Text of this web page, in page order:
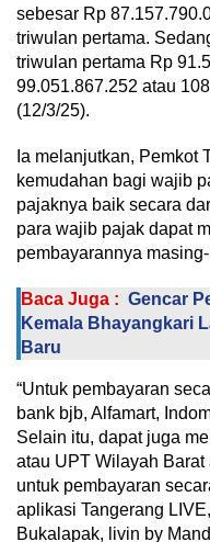
sebesar Rp
triwulan pertama.
triwulan pertama Rp
99.051.867.252 atau
(12/3/25).
Ia melanjutkan, Pemkot
kemudahan bagi wajib
pajaknya baik secara
para wajib pajak dapat
pembayarannya
Baca Juga : Gencar
Kemala Bhayangkari
Baru
“Untuk pembayaran
bank bjb, Alfamart,
Selain itu, dapat juga
atau UPT Wilayah
untuk pembayaran
aplikasi Tangerang
Bukalapak, livin by